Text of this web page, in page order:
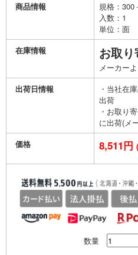
商品情報
規格：300
入数：1
単位：面
在庫情報
お取
メーカー
出荷日情報
・当社在
出荷
・お取り
に出荷(メ
価格
8,511円
数量